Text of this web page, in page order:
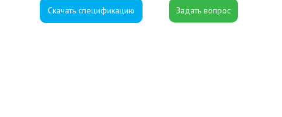
Скачать спецификацию